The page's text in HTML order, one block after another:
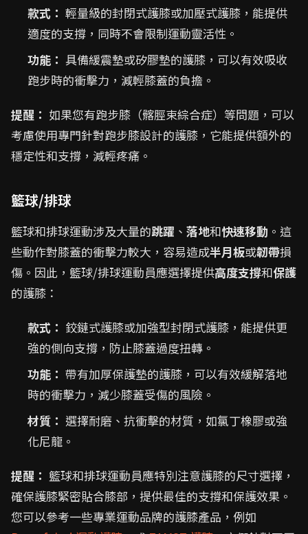
款式： 輕量級的封閉式護膝或加壓式護膝，能提供
適度的支撐，同時不會限制運動靈活性。
功能： 具備緩震墊或矽膠墊的護膝，可以有效吸收
跑步時的衝擊力，減輕膝蓋的負擔。
提醒： 如果您有跑步膝（髂脛束綜合症）等問題，可以
考慮使用專門針對跑步膝設計的護膝，它能提供額外的
穩定性和支撐，減輕疼痛。
籃球/排球
籃球和排球運動涉及大量的跳躍 、 落地和快速移動 。這
些動作對膝蓋的衝擊力較大，容易造成半月板或韌帶損
傷。因此，籃球/排球運動員應選擇提供高度支撐和保護
的護膝：
款式： 鉸鏈式護膝或加強型封閉式護膝，能提供更
強的側向支撐，防止膝蓋過度扭轉。
功能： 帶有加厚保護墊的護膝，可以有效緩解落地
時的衝擊力，減少膝蓋受傷的風險。
材質： 選擇耐磨、抗衝擊的材質，如氯丁橡膠或強
化尼龍。
提醒： 籃球和排球運動員應特別注意護膝的尺寸選擇，
確保護膝緊密貼合膝部，提供最佳的支撐和保護效果。
您可以參考一些專業運動品牌的護膝產品，例如